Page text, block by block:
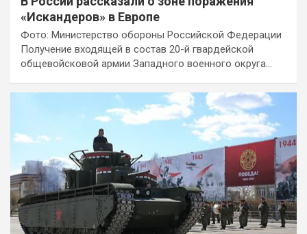
«Искандеров» в Европе
Фото: Министерство обороны Российской Федерации
Получение входящей в состав 20-й гвардейской
общевойсковой армии Западного военного округа…